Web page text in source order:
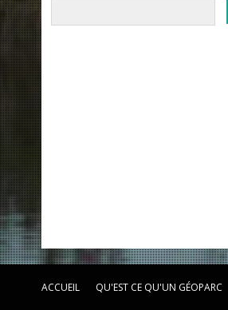
ACCUEIL QU'EST CE QU'UN GÉOPARC